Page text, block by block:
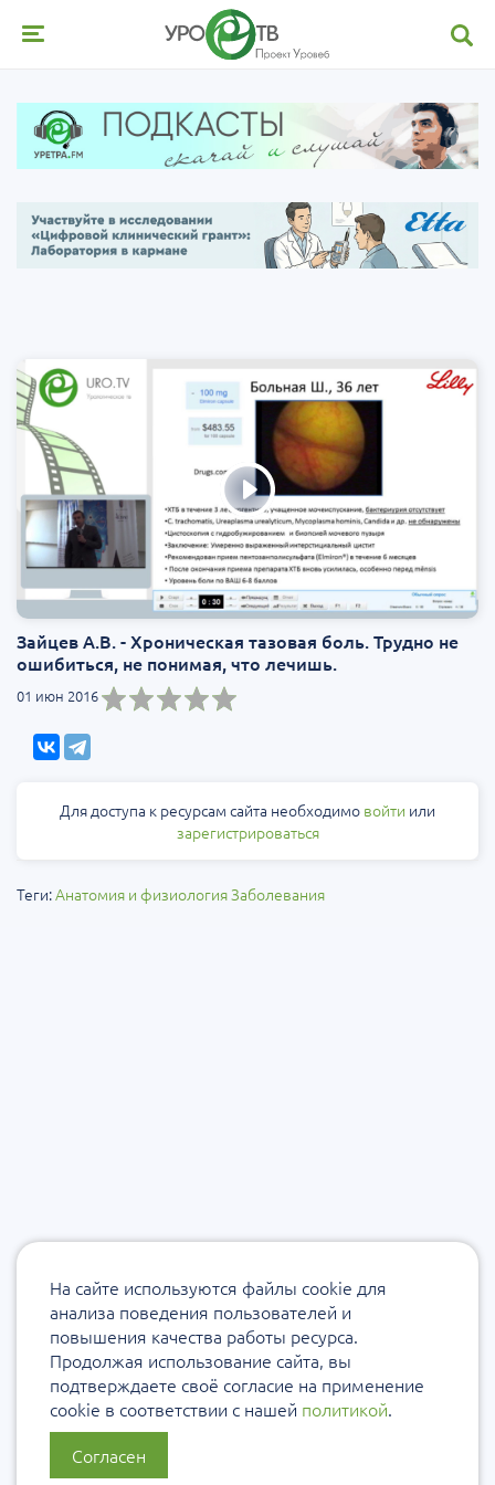
Зайцев А.В. - Хроническая тазовая боль. Трудно не
ошибиться, не понимая, что лечишь.
01 июн 2016
Для доступа к ресурсам сайта необходимо войти или
зарегистрироваться
Теги:Анатомия и физиологияЗаболевания
На сайте используются файлы cookie для
анализа поведения пользователей и
повышения качества работы ресурса.
Продолжая использование сайта, вы
подтверждаете своё согласие на применение
cookie в соответствии с нашей политикой.
Согласен